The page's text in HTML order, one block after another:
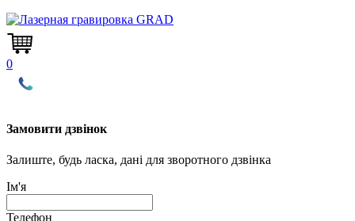
0
Замовити дзвінок
Залиште, будь ласка, дані для зворотного дзвінка
Ім'я
Телефон